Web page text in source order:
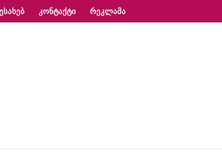
ᲙᲝᲜᲢᲐᲥᲢᲘ ᲠᲔᲙᲚᲐᲛᲐ